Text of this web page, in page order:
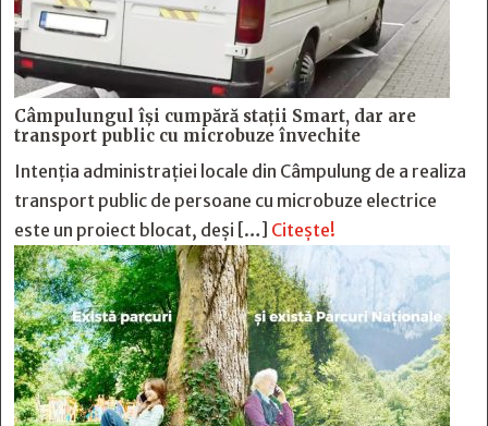
Câmpulungul îşi cumpără staţii Smart, dar are
transport public cu microbuze învechite
Intenția administrației locale din Câmpulung de a realiza
transport public de persoane cu microbuze electrice
este un proiect blocat, deși […] Citește!